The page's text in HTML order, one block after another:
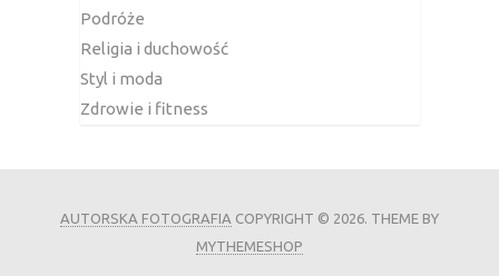
Podróże
Religia i duchowość
Styl i moda
Zdrowie i fitness
AUTORSKA FOTOGRAFIA COPYRIGHT © 2026. THEME BY
MYTHEMESHOP